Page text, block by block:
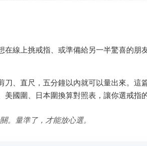
線上挑戒指、或準備給另一半驚喜的朋
、直尺，五分鐘以內就可以量出來。這
國圍、日本圍換算對照表，讓你選戒指
。量準了，才能放心選。